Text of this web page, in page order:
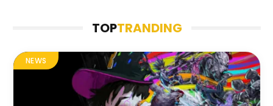
TOPTRANDING
NEWS